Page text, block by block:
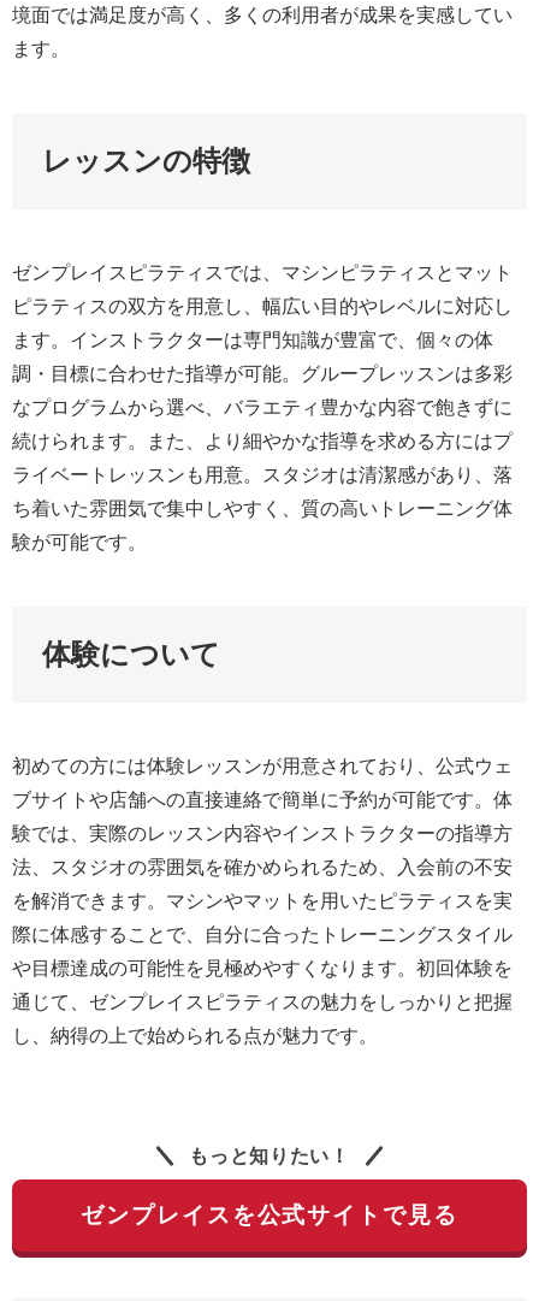
境面では満足度が高く、多くの利用者が成果を実感してい
ます。
レッスンの特徴
ゼンプレイスピラティスでは、マシンピラティスとマット
ピラティスの双方を用意し、幅広い目的やレベルに対応し
ます。インストラクターは専門知識が豊富で、個々の体
調・目標に合わせた指導が可能。グループレッスンは多彩
なプログラムから選べ、バラエティ豊かな内容で飽きずに
続けられます。また、より細やかな指導を求める方にはプ
ライベートレッスンも用意。スタジオは清潔感があり、落
ち着いた雰囲気で集中しやすく、質の高いトレーニング体
験が可能です。
体験について
初めての方には体験レッスンが用意されており、公式ウェ
ブサイトや店舗への直接連絡で簡単に予約が可能です。体
験では、実際のレッスン内容やインストラクターの指導方
法、スタジオの雰囲気を確かめられるため、入会前の不安
を解消できます。マシンやマットを用いたピラティスを実
際に体感することで、自分に合ったトレーニングスタイル
や目標達成の可能性を見極めやすくなります。初回体験を
通じて、ゼンプレイスピラティスの魅力をしっかりと把握
し、納得の上で始められる点が魅力です。
もっと知りたい！
ゼンプレイスを公式サイトで見る